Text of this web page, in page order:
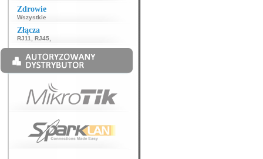
Zdrowie
Wszystkie
Złącza
RJ11 RJ45